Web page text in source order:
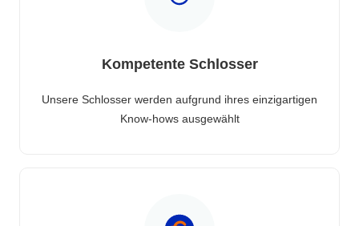
Kompetente Schlosser
Unsere Schlosser werden aufgrund ihres einzigartigen
Know-hows ausgewählt